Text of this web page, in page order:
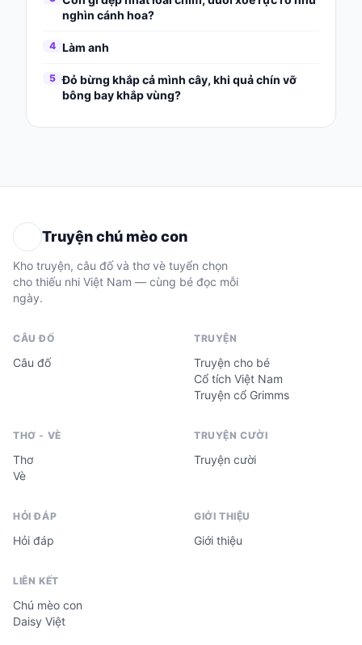
nghìn cánh hoa?
4 Làm anh
5 Đỏ bừng khắp cả mình cây, khi quả chín vỡ
bông bay khắp vùng?
Truyện chú mèo con
Kho truyện, câu đố và thơ vè tuyển chọn
cho thiếu nhi Việt Nam — cùng bé đọc mỗi
ngày.
CÂU ĐỐ
Câu đố
TRUYỆN
Truyện cho bé
Cổ tích Việt Nam
Truyện cổ Grimms
THƠ - VÈ
Thơ
Vè
TRUYỆN CƯỜI
Truyện cười
HỎI ĐÁP
Hỏi đáp
GIỚI THIỆU
Giới thiệu
LIÊN KẾT
Chú mèo con
Daisy Việt